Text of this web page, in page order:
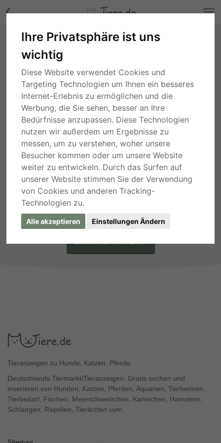
Ihre Privatsphäre ist uns
wichtig
Diese Website verwendet Cookies und
Targeting Technologien um Ihnen ein besseres
Internet-Erlebnis zu ermöglichen und die
Werbung, die Sie sehen, besser an Ihre
Bedürfnisse anzupassen. Diese Technologien
nutzen wir außerdem um Ergebnisse zu
messen, um zu verstehen, woher unsere
Besucher kommen oder um unsere Website
weiter zu entwickeln. Durch das Surfen auf
unserer Website stimmen Sie der Verwendung
von Cookies und anderen Tracking-
Technologien zu.
Alle akzeptieren Einstellungen Ändern
Cora, Mischling - Hündin Bilder
Niedersachsen, vor 3 Jahren
ZURÜCK ZUM INSERAT
Tieranzeigen zu Hunde, Katzen, Pferde.
Deutschlands Tiermarkt/Tieranzeigen. Gratis suchen und
inserieren von Hunden, Katzen, Pferden, Aquarien, Tierheimen,
Tierbedarf, Fischen, Meerschweinchen, Kaninchen, Hamstern,
Schlangen, Reptilien, Tierärzten uvm.